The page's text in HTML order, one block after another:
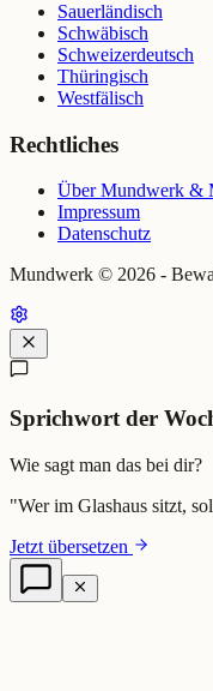
Sauerländisch
Schwäbisch
Schweizerdeutsch
Thüringisch
Westfälisch
Rechtliches
Über Mundwerk &
Impressum
Datenschutz
Mundwerk © 2026 -
Sprichwort der
Wie sagt man das bei dir?
"Wer im Glashaus sitzt,
Jetzt übersetzen